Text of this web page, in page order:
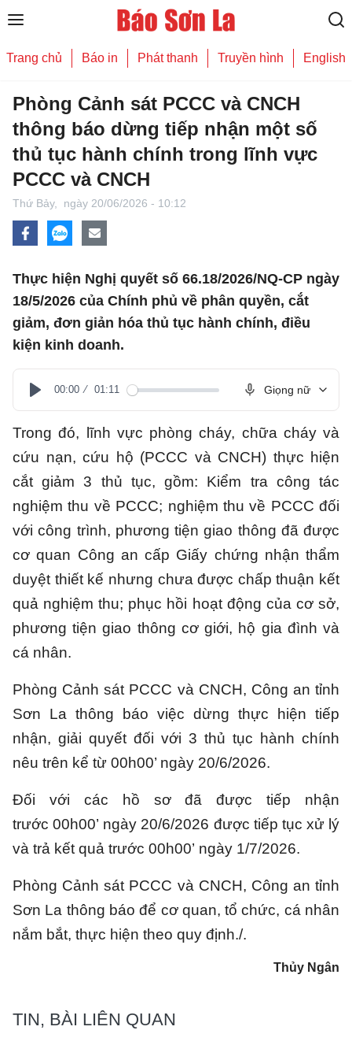
Trang chủ Báo in Phát thanh Truyền hình English
Phòng Cảnh sát PCCC và CNCH
thông báo dừng tiếp nhận một số
thủ tục hành chính trong lĩnh vực
PCCC và CNCH
Thứ Bảy, ngày 20/06/2026 - 10:12
Thực hiện Nghị quyết số 66.18/2026/NQ-CP ngày
18/5/2026 của Chính phủ về phân quyền, cắt
giảm, đơn giản hóa thủ tục hành chính, điều
kiện kinh doanh.
Play
00:00 01:11 Giọng nữ
Trong đó, lĩnh vực phòng cháy, chữa cháy và
cứu nạn, cứu hộ (PCCC và CNCH) thực hiện
cắt giảm 3 thủ tục, gồm: Kiểm tra công tác
nghiệm thu về PCCC; nghiệm thu về PCCC đối
với công trình, phương tiện giao thông đã được
cơ quan Công an cấp Giấy chứng nhận thẩm
duyệt thiết kế nhưng chưa được chấp thuận kết
quả nghiệm thu; phục hồi hoạt động của cơ sở,
phương tiện giao thông cơ giới, hộ gia đình và
cá nhân.
Phòng Cảnh sát PCCC và CNCH, Công an tỉnh
Sơn La thông báo việc dừng thực hiện tiếp
nhận, giải quyết đối với 3 thủ tục hành chính
nêu trên kể từ 00h00’ ngày 20/6/2026.
Đối với các hồ sơ đã được tiếp nhận
trước 00h00’ ngày 20/6/2026 được tiếp tục xử lý
và trả kết quả trước 00h00’ ngày 1/7/2026.
Phòng Cảnh sát PCCC và CNCH, Công an tỉnh
Sơn La thông báo để cơ quan, tổ chức, cá nhân
nắm bắt, thực hiện theo quy định./.
Thủy Ngân
TIN, BÀI LIÊN QUAN